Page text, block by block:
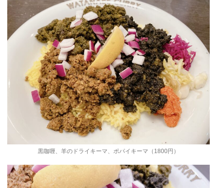
黒咖喱、羊のドライキーマ、ポパイキーマ（1800円）